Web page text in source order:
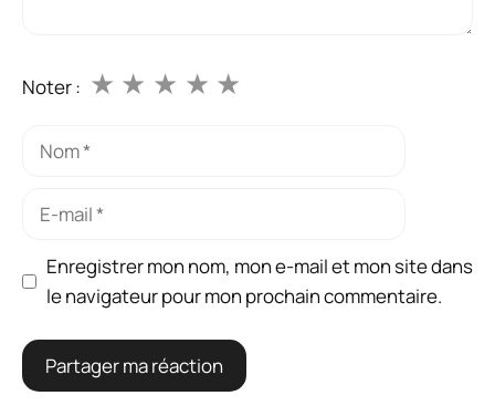
Noter : ★
★
★
★
★
Nom
Enregistrer mon nom, mon e-mail et mon site dans
le navigateur pour mon prochain commentaire.